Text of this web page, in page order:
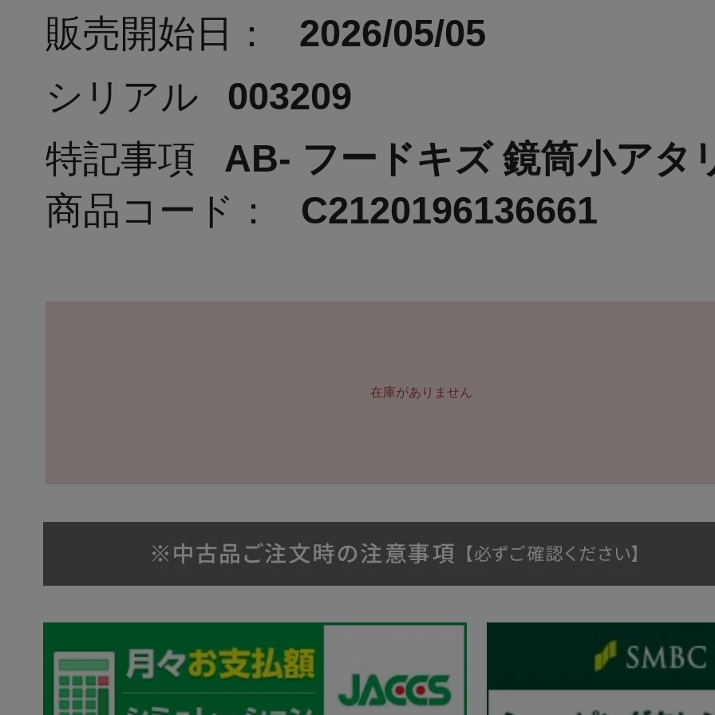
販売開始日：
2026/05/05
シリアル
003209
特記事項
AB- フードキズ 鏡筒小アタ
商品コード：
C2120196136661
在庫がありません